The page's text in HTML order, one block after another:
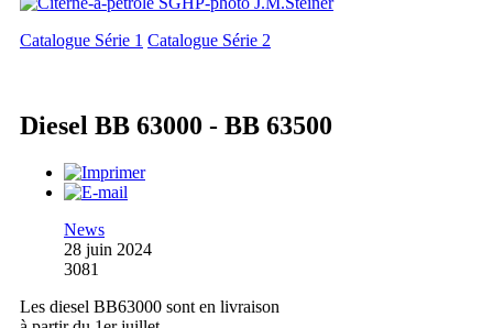
Catalogue Série 1 Catalogue Série 2
Diesel BB 63000 - BB 63500
News
28 juin 2024
3081
Les diesel BB63000 sont en livraison